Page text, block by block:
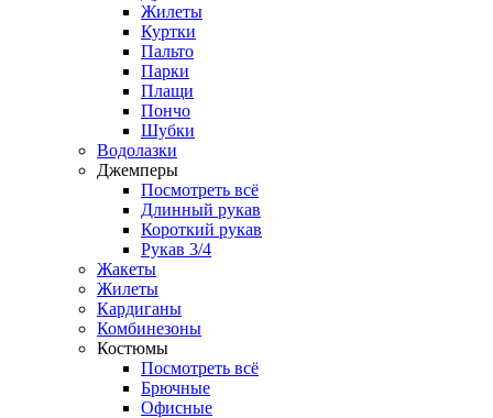
Жилеты
Куртки
Пальто
Парки
Плащи
Пончо
Шубки
Водолазки
Джемперы
Посмотреть всё
Длинный рукав
Короткий рукав
Рукав 3/4
Жакеты
Жилеты
Кардиганы
Комбинезоны
Костюмы
Посмотреть всё
Брючные
Офисные